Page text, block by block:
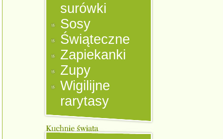
surówki
Sosy
Świąteczne
Zapiekanki
Zupy
Wigilijne
rarytasy